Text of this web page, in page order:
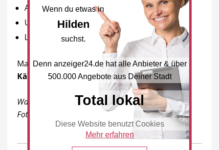
Aus- und Weiterbildung: + 80 %
Umlage VRR 83 %
Leistungen Jugendhilfe + 50 %.
Man möchte dieser Tagenicht in der Haut des
Kämmerersstecken.
Walter Thomas
Fotos/Montage: anzeiger24.de/Pixabay
Wenn du etwas in
Hilden
suchst.
Denn anzeiger24.de hat alle Anbieter & über
500.000 Angebote aus Deiner Stadt
Total lokal
Diese Website benutzt Cookies
Mehr erfahren